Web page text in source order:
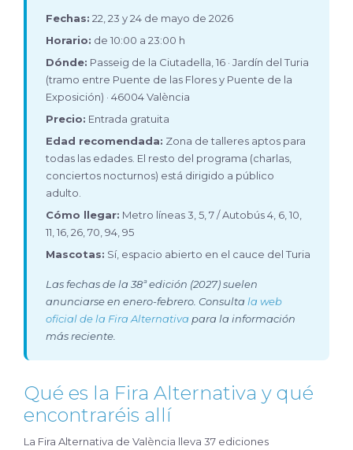
Fechas: 22, 23 y 24 de mayo de 2026
Horario: de 10:00 a 23:00 h
Dónde: Passeig de la Ciutadella, 16 · Jardín del Turia
(tramo entre Puente de las Flores y Puente de la
Exposición) · 46004 València
Precio: Entrada gratuita
Edad recomendada: Zona de talleres aptos para
todas las edades. El resto del programa (charlas,
conciertos nocturnos) está dirigido a público
adulto.
Cómo llegar: Metro líneas 3, 5, 7 / Autobús 4, 6, 10,
11, 16, 26, 70, 94, 95
Mascotas: Sí, espacio abierto en el cauce del Turia
Las fechas de la 38ª edición (2027) suelen
anunciarse en enero-febrero. Consulta la web
oficial de la Fira Alternativa para la información
más reciente.
Qué es la Fira Alternativa y qué
encontraréis allí
La Fira Alternativa de València lleva 37 ediciones